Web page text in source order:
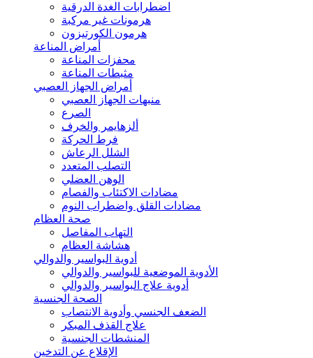
اضطرابات الغدة الدرقية
هرمونات غير مركبة
هرمون الكورتيزون
أمراض المناعة
محفزات المناعة
مثبطات المناعة
أمراض الجهاز العصبي
منبهات الجهاز العصبي
الصرع
ألزهايمر والخرف
فرط الحركة
الشلل الرعاش
التصلب المتعدد
الوهن العضلي
مضادات الاكتئاب والفصام
مضادات القلق واضطراب النوم
صحة العظام
التهاب المفاصل
هشاشة العظام
أدوية البواسير والدوالي
الأدوية الموضعية للبواسير والدوالي
أدوية علاج البواسير والدوالي
الصحة الجنسية
الضعف الجنسي وأدوية الانتصاب
علاج القذف المبكر
المنشطات الجنسية
الإقلاع عن التدخين